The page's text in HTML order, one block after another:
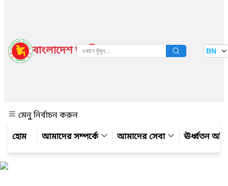
বাংলাদেশ জাতীয় তথ্য বাতায়ন BN
মেনু নির্বাচন করুন
আমাদের সম্পর্কে
আমাদের সেবা ঊর্ধ্বতন